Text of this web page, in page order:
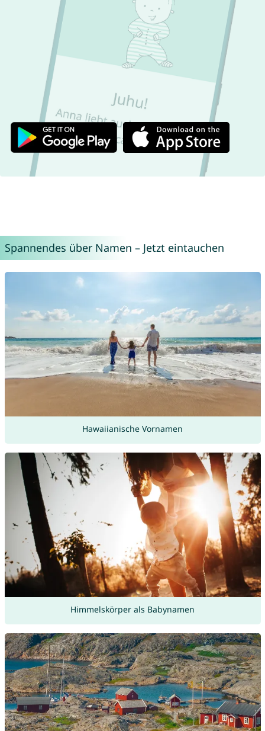
Spannendes über Namen – Jetzt eintauchen
Hawaiianische Vornamen
Himmelskörper als Babynamen